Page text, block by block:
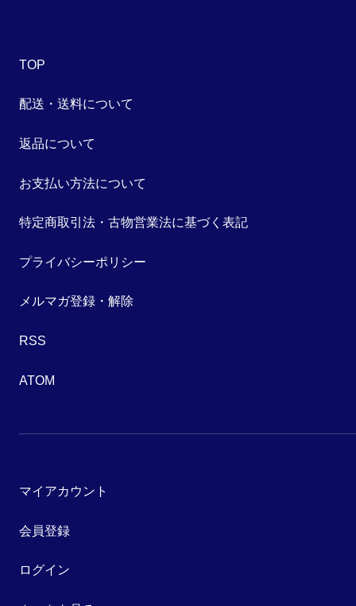
TOP
配送・送料について
返品について
お支払い方法について
特定商取引法・古物営業法に基づく表記
プライバシーポリシー
メルマガ登録・解除
RSS
ATOM
マイアカウント
会員登録
ログイン